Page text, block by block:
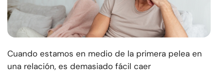
Cuando estamos en medio de la primera pelea en
una relación, es demasiado fácil caer